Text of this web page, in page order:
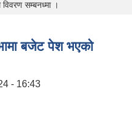
सम्बनध्मा ।
बजेट पेश भएको
- 16:43